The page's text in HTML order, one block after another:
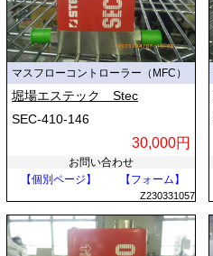
マスフローコントローラー（MFC）
堀場エステック Stec
SEC-410-146
30,000円
お問い合わせ
【個別ページ】
【フォーム】
Z230331057